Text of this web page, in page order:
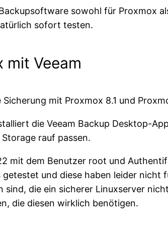
sowohl für Proxmox
sofort testen.
mit Veeam
mit Proxmox 8.1 und
die Veeam Backup Desktop-
rauf passen.
mit dem Benutzer root und
und diese haben leider nicht
die ein sicherer Linuxserver
die diesen wirklich benötigen.